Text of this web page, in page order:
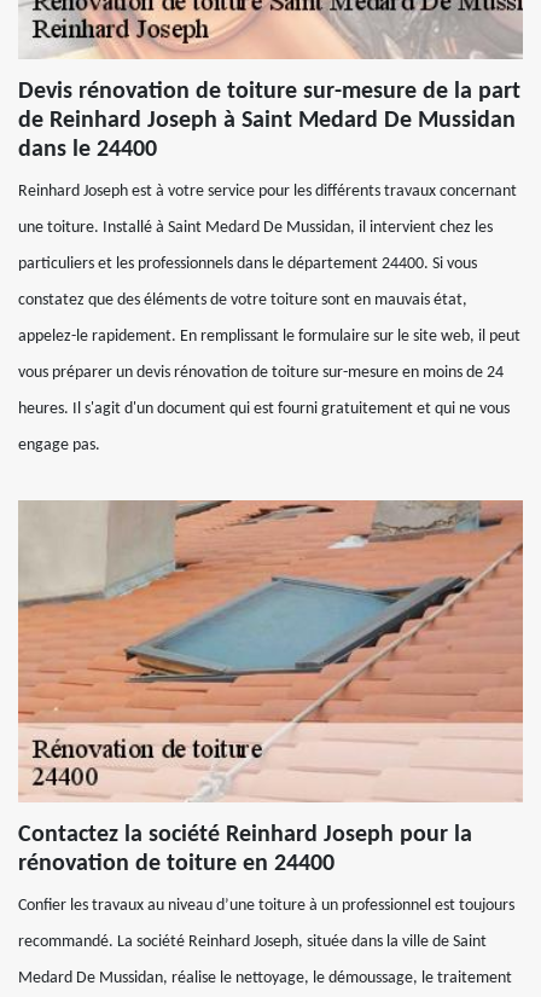
Devis rénovation de toiture sur-mesure de la part
de Reinhard Joseph à Saint Medard De Mussidan
dans le 24400
Reinhard Joseph est à votre service pour les différents travaux concernant
une toiture. Installé à Saint Medard De Mussidan, il intervient chez les
particuliers et les professionnels dans le département 24400. Si vous
constatez que des éléments de votre toiture sont en mauvais état,
appelez-le rapidement. En remplissant le formulaire sur le site web, il peut
vous préparer un devis rénovation de toiture sur-mesure en moins de 24
heures. Il s'agit d'un document qui est fourni gratuitement et qui ne vous
engage pas.
Contactez la société Reinhard Joseph pour la
rénovation de toiture en 24400
Confier les travaux au niveau d’une toiture à un professionnel est toujours
recommandé. La société Reinhard Joseph, située dans la ville de Saint
Medard De Mussidan, réalise le nettoyage, le démoussage, le traitement